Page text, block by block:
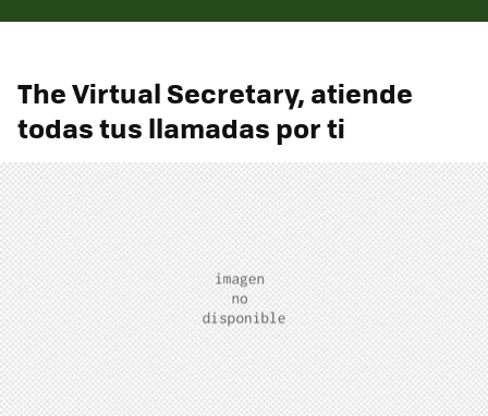
The Virtual Secretary, atiende
todas tus llamadas por ti